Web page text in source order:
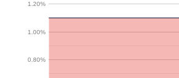
0.80%
1.00%
1.20%